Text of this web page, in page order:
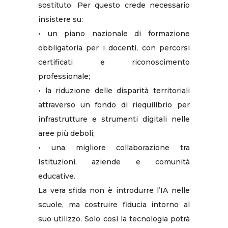
sostituto. Per questo crede necessario
insistere su:
• un piano nazionale di formazione
obbligatoria per i docenti, con percorsi
certificati e riconoscimento
professionale;
• la riduzione delle disparità territoriali
attraverso un fondo di riequilibrio per
infrastrutture e strumenti digitali nelle
aree più deboli;
• una migliore collaborazione tra
Istituzioni, aziende e comunità
educative.
La vera sfida non è introdurre l’IA nelle
scuole, ma costruire fiducia intorno al
suo utilizzo. Solo così la tecnologia potrà